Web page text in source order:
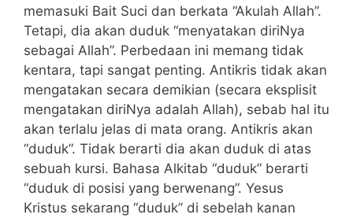
memasuki Bait Suci dan berkata “Akulah Allah”.
Tetapi, dia akan duduk “menyatakan diriNya
sebagai Allah”. Perbedaan ini memang tidak
kentara, tapi sangat penting. Antikris tidak akan
mengatakan secara demikian (secara eksplisit
mengatakan diriNya adalah Allah), sebab hal itu
akan terlalu jelas di mata orang. Antikris akan
“duduk”. Tidak berarti dia akan duduk di atas
sebuah kursi. Bahasa Alkitab “duduk” berarti
“duduk di posisi yang berwenang”. Yesus
Kristus sekarang “duduk” di sebelah kanan